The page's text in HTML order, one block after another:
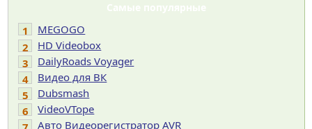
Самые популярные
1
MEGOGO
2
HD Videobox
3
DailyRoads Voyager
4
Видео для ВК
5
Dubsmash
6
VideoVTope
Авто Видеорегистратор AVR